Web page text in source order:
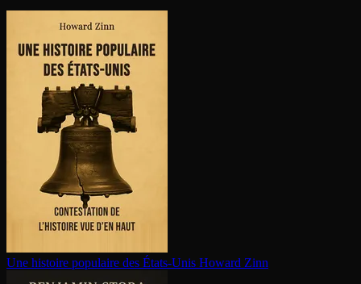
Une histoire populaire des États-Unis Howard Zinn